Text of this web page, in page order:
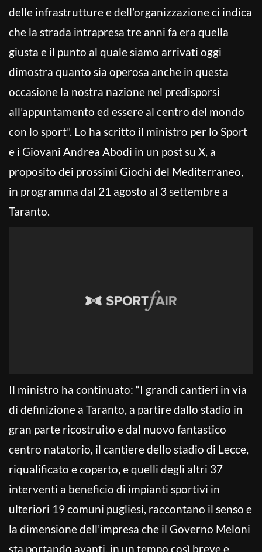
delle infrastrutture e dell’organizzazione ci indica
che la strada intrapresa tre anni fa era quella
giusta e il punto al quale siamo arrivati oggi
dimostra quanto sia operosa anche in questa
occasione la nostra nazione nel predisporsi
all’appuntamento ed essere al centro del mondo
con lo sport”. Lo ha scritto il ministro per lo Sport
e i Giovani Andrea Abodi in un post su X, a
proposito dei prossimi Giochi del Mediterraneo,
in programma dal 21 agosto al 3 settembre a
Taranto.
Il ministro ha continuato: “I grandi cantieri in via
di definizione a Taranto, a partire dallo stadio in
gran parte ricostruito e dal nuovo fantastico
centro natatorio, il cantiere dello stadio di Lecce,
riqualificato e coperto, e quelli degli altri 37
interventi a beneficio di impianti sportivi in
ulteriori 19 comuni pugliesi, raccontano il senso e
la dimensione dell’impresa che il Governo Meloni
sta portando avanti, in un tempo così breve e